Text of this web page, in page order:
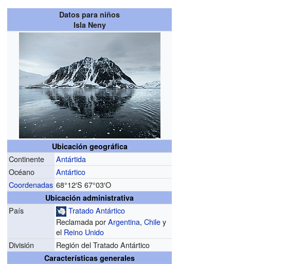
Datos para niños
Isla Neny
Ubicación geográfica
Continente
Antártida
Océano
Antártico
Coordenadas 68°12′S 67°03′O
Ubicación administrativa
País
Tratado Antártico
Reclamada porArgentina,Chiley
el Reino Unido
División
Región del Tratado Antártico
Características generales